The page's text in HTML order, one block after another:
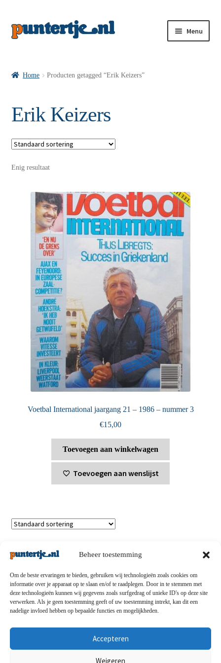
Beheer toestemming
Om de beste ervaringen te bieden, gebruiken wij technologieën zoals cookies om
informatie over je apparaat op te slaan en/of te raadplegen. Door in te stemmen met
deze technologieën kunnen wij gegevens zoals surfgedrag of unieke ID's op deze site
verwerken. Als je geen toestemming geeft of uw toestemming intrekt, kan dit een
nadelige invloed hebben op bepaalde functies en mogelijkheden.
Accepteren
Weigeren
Menu
VI’s met Posters
Wie is puntertje
Puntertjes
Contact
Home Producten getagged “Erik Keizers”
Erik Keizers
Enig resultaat
Voetbal International jaargang 21 – 1986 – nummer 3
€15,00
Toevoegen aan winkelwagen
Toevoegen aan wenslijst
Privacybeleid-Verzending en retouren-Algemene
voorwaarden-Disclaimert-Betaalmethoden-Over ons